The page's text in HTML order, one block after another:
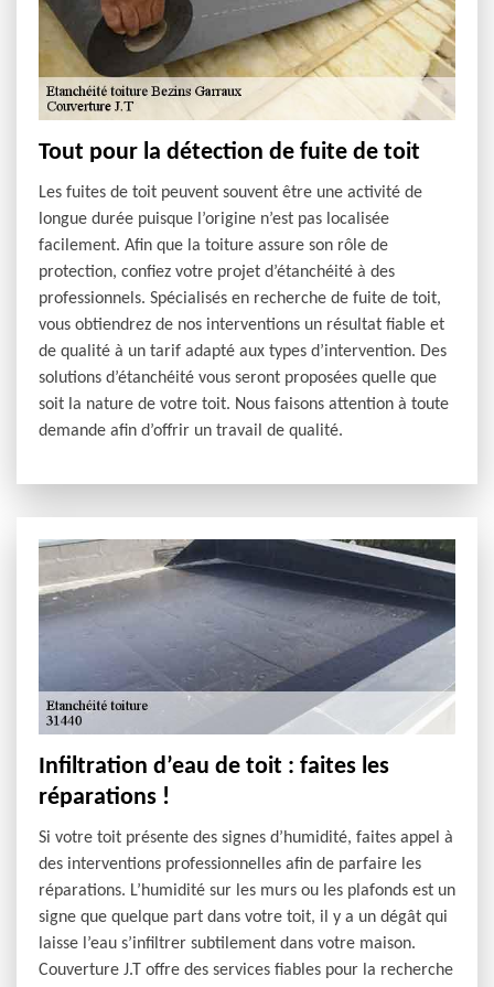
Tout pour la détection de fuite de toit
Les fuites de toit peuvent souvent être une activité de
longue durée puisque l’origine n’est pas localisée
facilement. Afin que la toiture assure son rôle de
protection, confiez votre projet d’étanchéité à des
professionnels. Spécialisés en recherche de fuite de toit,
vous obtiendrez de nos interventions un résultat fiable et
de qualité à un tarif adapté aux types d’intervention. Des
solutions d’étanchéité vous seront proposées quelle que
soit la nature de votre toit. Nous faisons attention à toute
demande afin d’offrir un travail de qualité.
Infiltration d’eau de toit : faites les
réparations !
Si votre toit présente des signes d’humidité, faites appel à
des interventions professionnelles afin de parfaire les
réparations. L’humidité sur les murs ou les plafonds est un
signe que quelque part dans votre toit, il y a un dégât qui
laisse l’eau s’infiltrer subtilement dans votre maison.
Couverture J.T offre des services fiables pour la recherche